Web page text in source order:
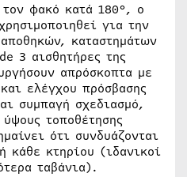
φακό κατά 180°, ο
για την
καταστημάτων
3 αισθητήρες της
απρόσκοπτα με
ελέγχου πρόσβασης
συμπαγή σχεδιασμό,
τοποθέτησης
ότι συνδυάζονται
κάθε κτηρίου (ιδανικοί
ταβάνια).